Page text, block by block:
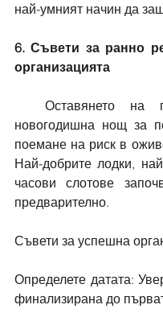
най-умният начин да
6. Съвети за ранно
организацията
новогодишна нощ за
поемане на риск в
Най-добрите лодки,
часови слотове
предварително.
Съвети за успешна
Определете датата:
финализирана до